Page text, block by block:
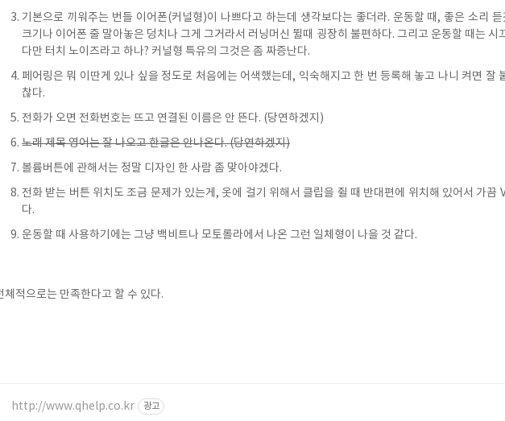
기본으로 끼워주는 번들 이어폰(커널형)이 나쁘다고 하는데 생각보다는 좋더라. 운동할 때, 좋은 소리
크기나 이어폰 줄 말아놓은 덩치나 그게 그거라서 러닝머신 뛸때 굉장히 불편하다. 그리고 운동할 때는 시
다만 터치 노이즈라고 하나? 커널형 특유의 그것은 좀 짜증난다.
페어링은 뭐 이딴게 있나 싶을 정도로 처음에는 어색했는데, 익숙해지고 한 번 등록해 놓고 나니 켜면 잘
찮다.
전화가 오면 전화번호는 뜨고 연결된 이름은 안 뜬다. (당연하겠지)
노래 제목 영어는 잘 나오고 한글은 안나온다. (당연하겠지)
볼륨버튼에 관해서는 정말 디자인 한 사람 좀 맞아야겠다.
전화 받는 버튼 위치도 조금 문제가 있는게, 옷에 걸기 위해서 클립을 쥘 때 반대편에 위치해 있어서 가
다.
운동할 때 사용하기에는 그냥 백비트나 모토롤라에서 나온 그런 일체형이 나을 것 같다.
체적으로는 만족한다고 할 수 있다.
http://www.qhelp.co.kr 광고